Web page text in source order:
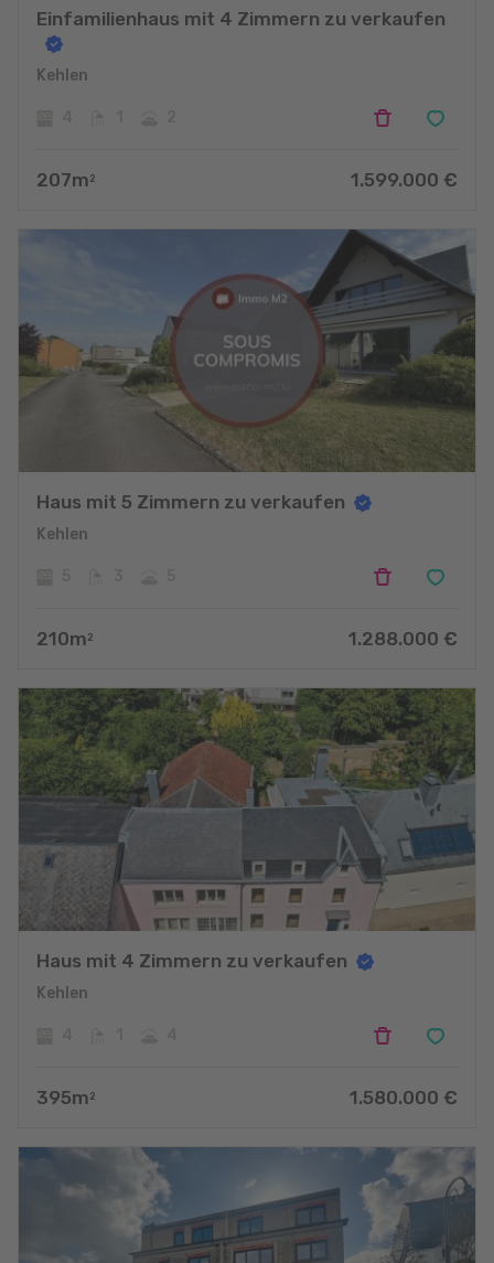
Einfamilienhaus mit 4 Zimmern zu verkaufen
Kehlen
207m 2 1.599.000 €
Haus mit 5 Zimmern zu verkaufen
Kehlen
210m 2 1.288.000 €
Haus mit 4 Zimmern zu verkaufen
Kehlen
395m 2 1.580.000 €